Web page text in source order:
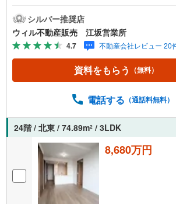
川河川敷にはグラウンドや遊歩道！
ト！■ペットと一緒に暮らせるマンシ
3LDK！■エントランスにオートロッ
で利便性◎！■全室バルコニーに面し
■22階部分×南西向きで採光・眺望
玄関！■センターリビングプラン！■
はウォーターガーデンやスカイラウ
も可能です。■キッズスペースもご
子様がいらっしゃるご家族もお気軽に
【営業時間 10:00～19:00】（定休日
も営業しております。
シルバー推奨店
ウィル不動産販売 江坂営業所
4.7 不動産会社レビュー 20
資料をもらう （無料）
電話する （通話料無料）
24階 / 北東 / 74.89m2 / 3LDK
8,680万円